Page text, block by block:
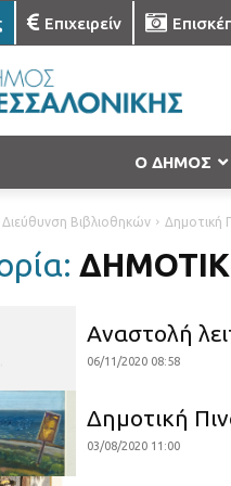
Επιχειρείν
Ο ΔΗΜΟΣ
Διεύθυνση Βιβλιοθηκών Δημοτική
Αναστολή
06/11/2020 08:58
Δημοτική
03/08/2020 11:00